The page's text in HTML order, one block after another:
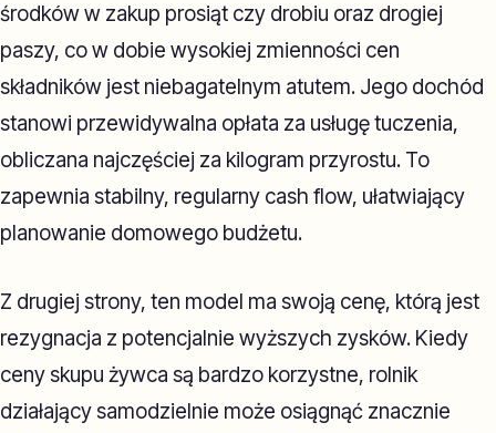
środków w zakup prosiąt czy drobiu oraz drogiej
paszy, co w dobie wysokiej zmienności cen
składników jest niebagatelnym atutem. Jego dochód
stanowi przewidywalna opłata za usługę tuczenia,
obliczana najczęściej za kilogram przyrostu. To
zapewnia stabilny, regularny cash flow, ułatwiający
planowanie domowego budżetu.
Z drugiej strony, ten model ma swoją cenę, którą jest
rezygnacja z potencjalnie wyższych zysków. Kiedy
ceny skupu żywca są bardzo korzystne, rolnik
działający samodzielnie może osiągnąć znacznie